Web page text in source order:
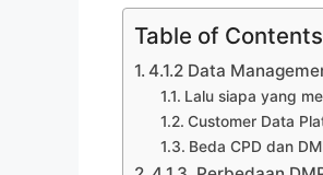
Table of Contents
4.1.2 Data
Lalu siapa yang
Customer Data
Beda CPD dan